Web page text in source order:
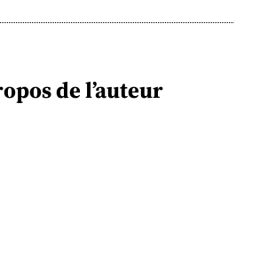
de l’auteur